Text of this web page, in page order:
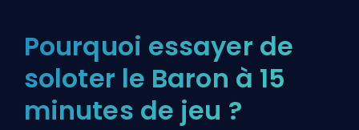
Pourquoi essayer de
soloter le Baron à 15
minutes de jeu ?